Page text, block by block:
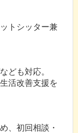
トシッター兼
ども対応。
活改善支援を
、初回相談・